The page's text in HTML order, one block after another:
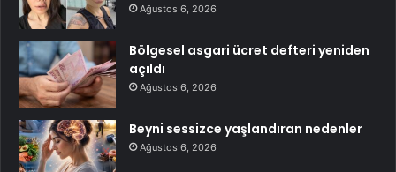
Ağustos 6, 2026
Bölgesel asgari ücret defteri yeniden
açıldı
Ağustos 6, 2026
Beyni sessizce yaşlandıran nedenler
Ağustos 6, 2026